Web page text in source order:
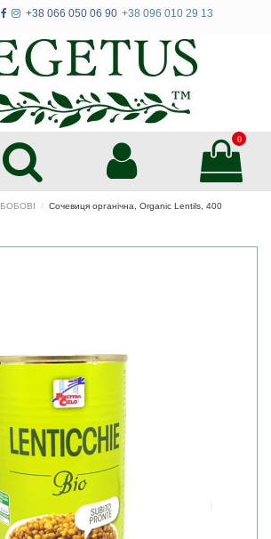
+38 066 050 06 90 +38 096 010 29 13
0
БОБОВІ
Сочевиця органічна, Organic Lentils, 400